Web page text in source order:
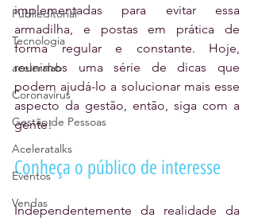
Publieditorial
Tecnologia
aceleralab
Coronavírus
Gestão de Pessoas
Aceleratalks
Eventos
Vendas
implementadas para evitar essa
armadilha, e postas em prática de
forma regular e constante. Hoje,
reunimos uma série de dicas que
podem ajudá-lo a solucionar mais esse
aspecto da gestão, então, siga com a
gente!
Conheça o público de interesse
Independentemente da realidade da